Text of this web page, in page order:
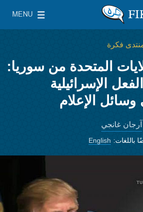
الشرق الأدنى
MENU
Main Menu
فكرة
المتحدة من سوريا:
الإسرائيلية
وسائل الإعلام
آرجان غانجي
باللغات: English